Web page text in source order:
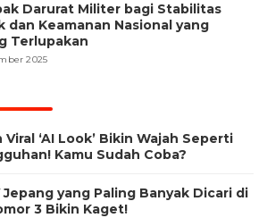
Darurat Militer bagi Stabilitas
dan Keamanan Nasional yang
Terlupakan
2025
‘AI Look’ Bikin Wajah Seperti
Kamu Sudah Coba?
Jepang yang Paling Banyak Dicari di
3 Bikin Kaget!